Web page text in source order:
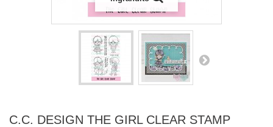
C.C. DESIGN THE GIRL CLEAR STAMP